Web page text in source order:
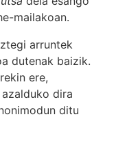
mailakoan.
arruntek
dutenak baizik.
ere,
dira
ditu